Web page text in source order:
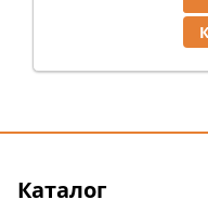
Каталог